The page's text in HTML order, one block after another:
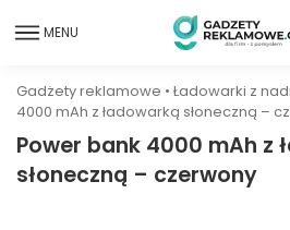
MENU
Gadżety reklamowe • Ładowarki z
4000 mAh z ładowarką słoneczną –
Power bank 4000 mAh z
słoneczną – czerwony